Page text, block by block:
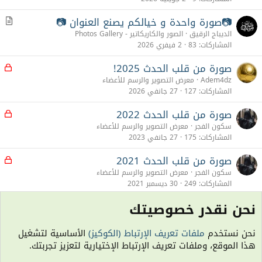
ل
📷صورة واحدة و خيالكم يصنع العنوان 📷
الديباج الرقيق الصور والكاريكاتير - Photos Gallery
المشاركات 83 2 فيفري 2026
م صورة من قلب الحدث 2025!
Adem4dz معرض التصوير والرسم للأعضاء
المشاركات 127 27 جانفي 2026
م صورة من قلب الحدث 2022
سكون الفجر معرض التصوير والرسم للأعضاء
المشاركات 175 27 جانفي 2023
م صورة من قلب الحدث 2021
سكون الفجر معرض التصوير والرسم للأعضاء
المشاركات 249 30 ديسمبر 2021
شارك: Facebook
X
Bluesky
LinkedIn
Reddit
تسلية و ألعاب Games & Fun
نحن نقدر خصوصيتك
نحن نستخدم ملفات تعريف الإرتباط (الكوكيز) الأساسية لتشغيل
هذا الموقع، وملفات تعريف الإرتباط الإختيارية لتعزيز تجربتك.